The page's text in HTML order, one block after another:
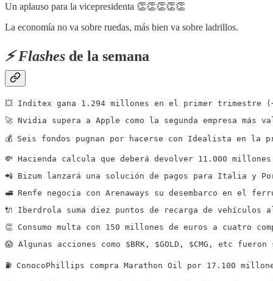
Un aplauso para la vicepresidenta 👏👏👏👏👏
La economía no va sobre ruedas, más bien va sobre ladrillos.
⚡️ Flashes de la semana
💥 Inditex gana 1.294 millones en el primer trimestre
🚀 Nvidia supera a Apple como la segunda empresa
💰 Seis fondos pugnan por hacerse con Idealista en la
💸 Hacienda calcula que deberá devolver 11.000
📲 Bizum lanzará una solución de pagos para Italia y
🚅 Renfe negocia con Arenaways su desembarco en el
🔌 Iberdrola suma diez puntos de recarga de vehículos
👏 Consumo multa con 150 millones de euros a cuatro
😱 Algunas acciones como $BRK, $GOLD, $CMG, etc
⛽️ ConocoPhillips compra Marathon Oil por 17.100